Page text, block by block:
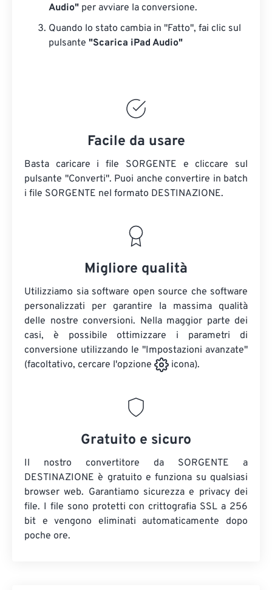
Audio" per avviare la conversione.
Quando lo stato cambia in "Fatto", fai clic sul
pulsante "Scarica iPad Audio"
Facile da usare
Basta caricare i file SORGENTE e cliccare sul
pulsante "Converti". Puoi anche convertire in batch
i file SORGENTE nel formato DESTINAZIONE.
Migliore qualità
Utilizziamo sia software open source che software
personalizzati per garantire la massima qualità
delle nostre conversioni. Nella maggior parte dei
casi, è possibile ottimizzare i parametri di
conversione utilizzando le "Impostazioni avanzate"
(facoltativo, cercare l'opzione
icona).
Gratuito e sicuro
Il nostro convertitore da SORGENTE a
DESTINAZIONE è gratuito e funziona su qualsiasi
browser web. Garantiamo sicurezza e privacy dei
file. I file sono protetti con crittografia SSL a 256
bit e vengono eliminati automaticamente dopo
poche ore.